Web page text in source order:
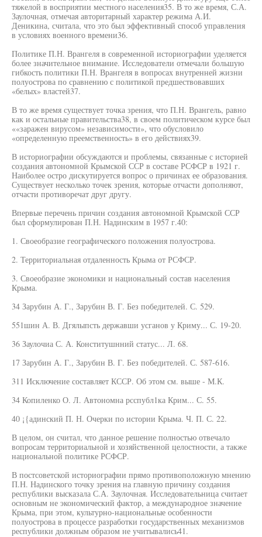
тяжелой в восприятии местного населения35. В то же время, С.А.
Заулочная, отмечая авторитарный характер режима А.И.
Деникина, считала, что это был эффективный способ управления
в условиях военного времени36.
Политике П.Н. Врангеля в современной историографии уделяется
более значительное внимание. Исследователи отмечали большую
гибкость политики П.Н. Врангеля в вопросах внутренней жизни
полуострова по сравнению с политикой предшествовавших
«белых» властей37.
В то же время существует точка зрения, что П.Н. Врангель, равно
как и остальные правительства38, в своем политическом курсе был
««заражен вирусом» независимости», что обусловило
«определенную преемственность» в его действиях39.
В историографии обсуждаются и проблемы, связанные с историей
создания автономной Крымской ССР в составе РСФСР в 1921 г.
Наиболее остро дискутируется вопрос о причинах ее образования.
Существует несколько точек зрения, которые отчасти дополняют,
отчасти противоречат друг другу.
Впервые перечень причин создания автономной Крымской ССР
был сформулирован П.Н. Надинским в 1957 г.40:
1. Своеобразие географического положения полуострова.
2. Территориальная отдаленность Крыма от РСФСР.
3. Своеобразие экономики и национальный состав населения
Крыма.
34 Зарубин А. Г., Зарубин В. Г. Без победителей. С. 529.
551шин А. В. Дгялыпсть державши усганов у Криму... С. 19-20.
36 Заулочиа С. А. Конститушнний статус... Л. 68.
17 Зарубин А. Г., Зарубин В. Г. Без победителей. С. 587-616.
311 Исключение составляет КССР. Об этом см. выше - М.К.
34 Копиленко О. Л. Автономна рсспубл1ка Крим... С. 55.
40 ¡{адинский П. Н. Очерки по истории Крыма. Ч. П. С. 22.
В целом, он считал, что данное решение полностью отвечало
вопросам территориальной и хозяйственной целостности, а также
национальной политике РСФСР.
В постсоветской историографии прямо противоположную мнению
П.Н. Надинского точку зрения на главную причину создания
республики высказала С.А. Заулочная. Исследовательница считает
основным не экономический фактор, а международное значение
Крыма, при этом, культурно-национальные особенности
полуострова в процессе разработки государственных механизмов
республики должным образом не учитывались41.